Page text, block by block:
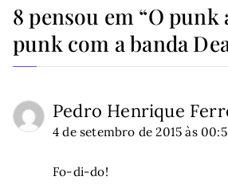
8 pensou em “O punk
punk com a banda
Pedro Henrique
4 de setembro de 2015 às
Fo-di-do!